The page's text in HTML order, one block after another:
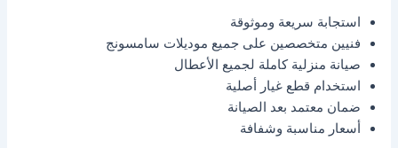
استجابة سريعة وموثوقة
فنيين متخصصين على جميع موديلات سامسونج
صيانة منزلية كاملة لجميع الأعطال
استخدام قطع غيار أصلية
ضمان معتمد بعد الصيانة
أسعار مناسبة وشفافة